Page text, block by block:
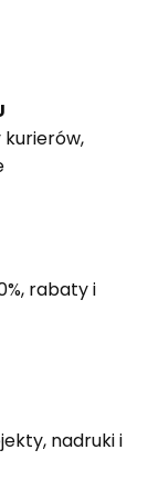
rabaty i
nadruki i